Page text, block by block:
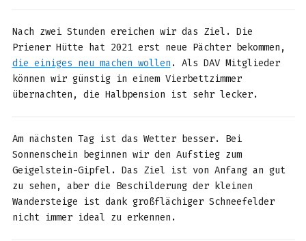
Nach zwei Stunden ereichen wir das Ziel. Die
Priener Hütte hat 2021 erst neue Pächter bekommen,
die einiges neu machen wollen . Als DAV Mitglieder
können wir günstig in einem Vierbettzimmer
übernachten, die Halbpension ist sehr lecker.
Am nächsten Tag ist das Wetter besser. Bei
Sonnenschein beginnen wir den Aufstieg zum
Geigelstein-Gipfel. Das Ziel ist von Anfang an gut
zu sehen, aber die Beschilderung der kleinen
Wandersteige ist dank großflächiger Schneefelder
nicht immer ideal zu erkennen.